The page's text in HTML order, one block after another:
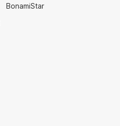
BonamiStar